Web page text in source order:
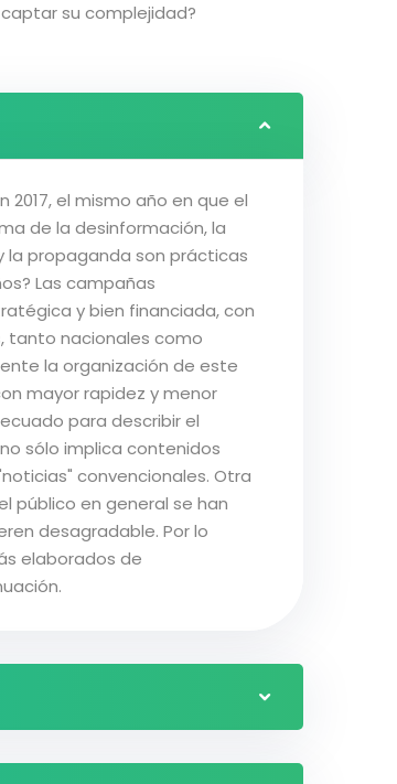
su complejidad?
2017, el mismo año en que el
de la desinformación, la
la propaganda son prácticas
Las campañas
y bien financiada, con
tanto nacionales como
la organización de este
mayor rapidez y menor
para describir el
sólo implica contenidos
convencionales. Otra
público en general se han
desagradable. Por lo
elaborados de